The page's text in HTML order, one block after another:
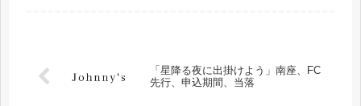
「星降る夜に出掛けよう」南座、FC
先行、申込期間、当落